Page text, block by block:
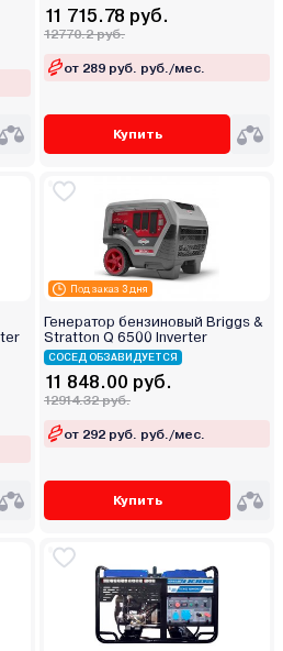
11 715.78 руб.
12770.2 руб.
от 289 руб. руб./мес.
Купить
Под заказ 3 дня
Генератор бензиновый Briggs &
Stratton Q 6500 Inverter
СОСЕД ОБЗАВИДУЕТСЯ
11 848.00 руб.
12914.32 руб.
от 292 руб. руб./мес.
Купить